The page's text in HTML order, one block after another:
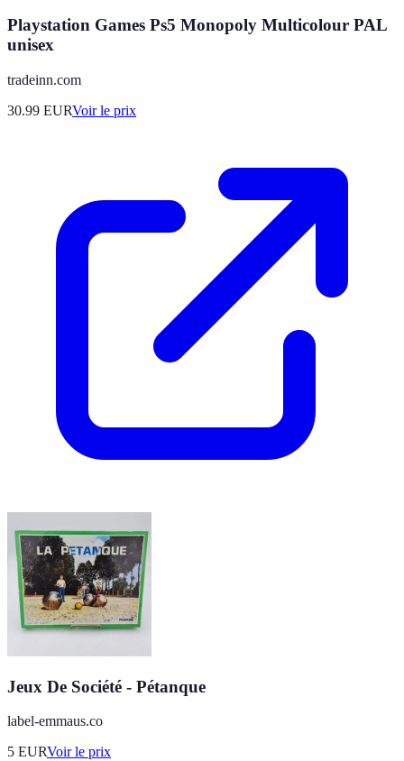
Playstation Games Ps5 Monopoly Multicolour PAL
unisex
tradeinn.com
30.99 EURVoir le prix
Jeux De Société - Pétanque
label-emmaus.co
5 EURVoir le prix